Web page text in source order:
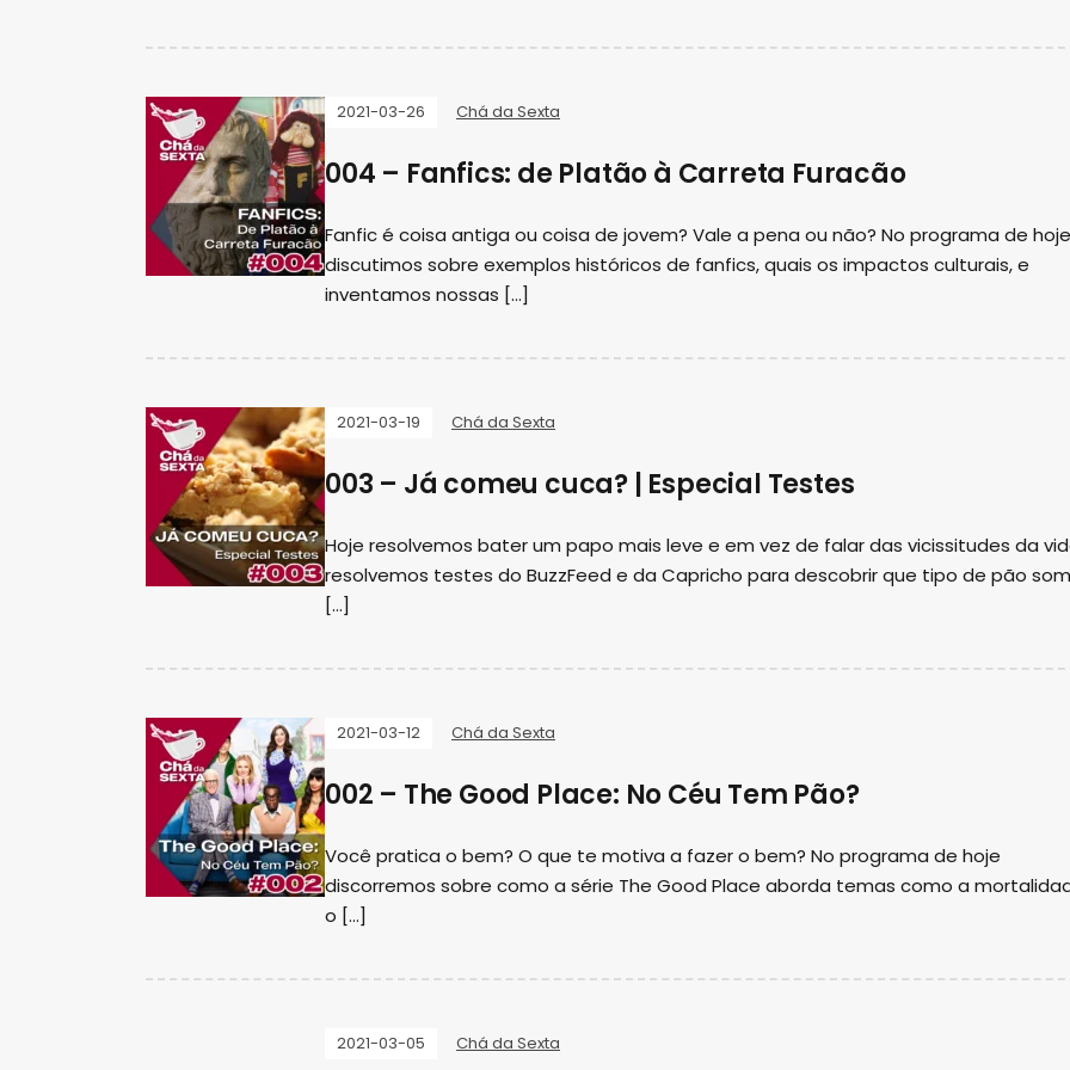
2021-03-26 Chá da Sexta
004 – Fanfics: de Platão à Carreta Furacão
Fanfic é coisa antiga ou coisa de jovem? Vale a pena ou não? No programa de
discutimos sobre exemplos históricos de fanfics, quais os impactos culturais, e
inventamos nossas […]
2021-03-19 Chá da Sexta
003 – Já comeu cuca? | Especial Testes
Hoje resolvemos bater um papo mais leve e em vez de falar das vicissitudes da
resolvemos testes do BuzzFeed e da Capricho para descobrir que tipo de pão
[…]
2021-03-12 Chá da Sexta
002 – The Good Place: No Céu Tem Pão?
Você pratica o bem? O que te motiva a fazer o bem? No programa de hoje
discorremos sobre como a série The Good Place aborda temas como a
o […]
2021-03-05 Chá da Sexta